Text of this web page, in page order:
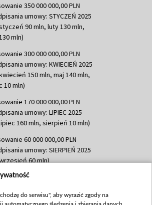
350 000 000,00 PLN
umowy: STYCZEŃ 2025
90 mln, luty 130 mln,
mln)
300 000 000,00 PLN
umowy: KWIECIEŃ 2025
150 mln, maj 140 mln,
10 mln)
170 000 000,00 PLN
umowy: LIPIEC 2025
160 mln, sierpień 10 mln)
60 000 000,00 PLN
umowy: SIERPIEŃ 2025
60 mln)
635 783 051,21 PLN
100 mln, październik 350
do serwisu", aby wyrazić zgody na